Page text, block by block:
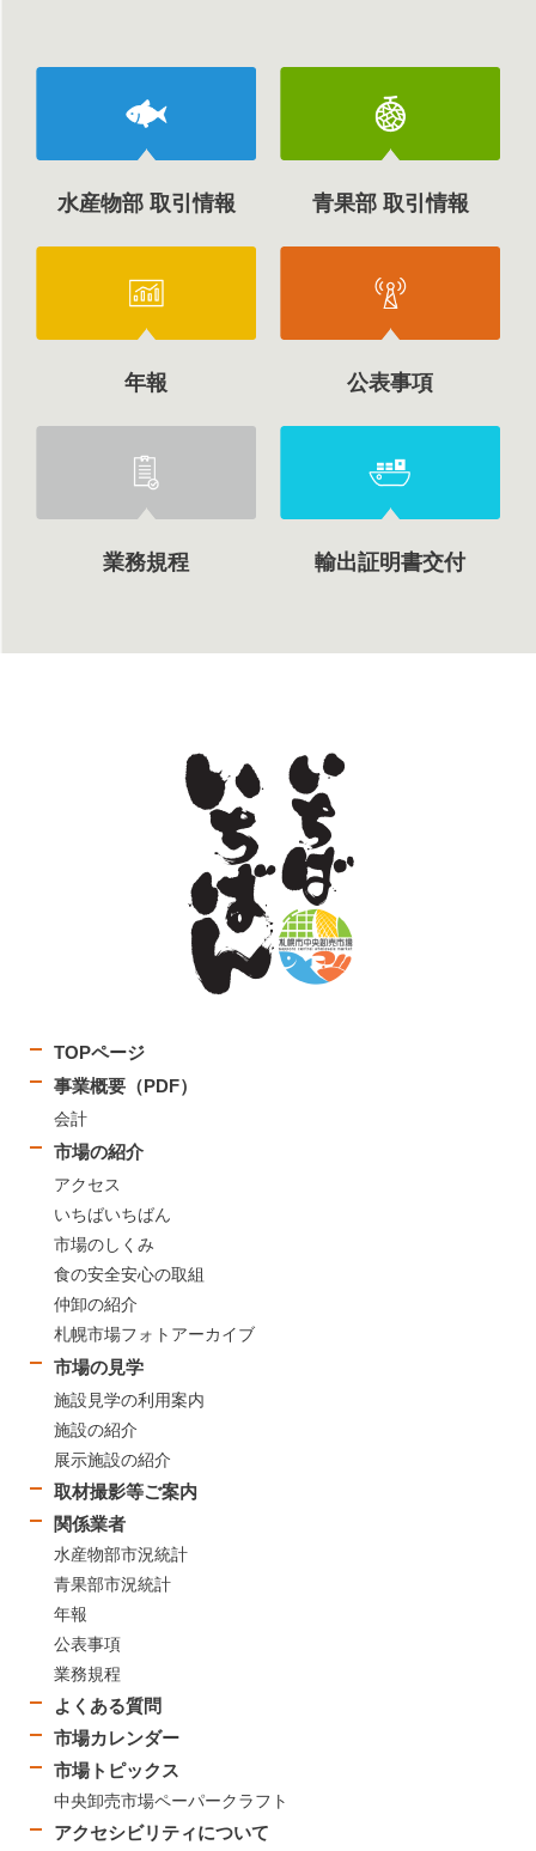
水産物部 取引情報 青果部 取引情報
年報 公表事項
業務規程 輸出証明書交付
TOPページ
事業概要（PDF）
会計
市場の紹介
アクセス
いちばいちばん
市場のしくみ
食の安全安心の取組
仲卸の紹介
札幌市場フォトアーカイブ
市場の見学
施設見学の利用案内
施設の紹介
展示施設の紹介
取材撮影等ご案内
関係業者
水産物部市況統計
青果部市況統計
年報
公表事項
業務規程
よくある質問
市場カレンダー
市場トピックス
中央卸売市場ペーパークラフト
アクセシビリティについて